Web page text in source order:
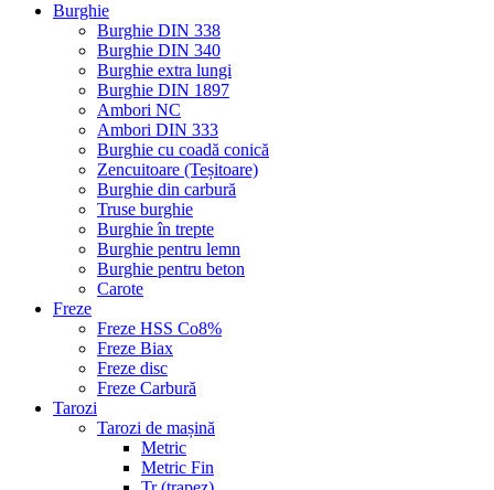
Burghie
Burghie DIN 338
Burghie DIN 340
Burghie extra lungi
Burghie DIN 1897
Ambori NC
Ambori DIN 333
Burghie cu coadă conică
Zencuitoare (Teșitoare)
Burghie din carbură
Truse burghie
Burghie în trepte
Burghie pentru lemn
Burghie pentru beton
Carote
Freze
Freze HSS Co8%
Freze Biax
Freze disc
Freze Carbură
Tarozi
Tarozi de mașină
Metric
Metric Fin